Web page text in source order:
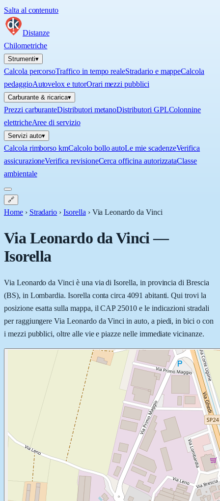
Salta al contenuto
Distanze
Chilometriche
Strumenti▾
Calcola percorsoTraffico in tempo realeStradario e mappeCalcola
pedaggioAutovelox e tutorOrari mezzi pubblici
Carburante & ricarica▾
Prezzi carburanteDistributori metanoDistributori GPLColonnine
elettricheAree di servizio
Servizi auto▾
Calcola rimborso kmCalcolo bollo autoLe mie scadenzeVerifica
assicurazioneVerifica revisioneCerca officina autorizzataClasse
ambientale
🔗
Home › Stradario › Isorella › Via Leonardo da Vinci
Via Leonardo da Vinci—
Isorella
Via Leonardo da Vinci è una via di Isorella, in provincia di Brescia
(BS), in Lombardia. Isorella conta circa 4091 abitanti. Qui trovi la
posizione esatta sulla mappa, il CAP 25010 e le indicazioni stradali
per raggiungere Via Leonardo da Vinci in auto, a piedi, in bici o con
i mezzi pubblici, oltre alle vie e piazze nelle immediate vicinanze.